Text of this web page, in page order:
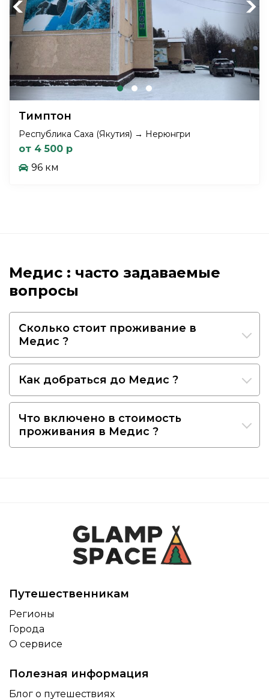
Previous Next
Тимптон
Республика Саха (Якутия) → Нерюнгри
от 4 500 р
96 км
Медис : часто задаваемые
вопросы
Сколько стоит проживание в
Медис ?
Как добраться до Медис ?
Что включено в стоимость
проживания в Медис ?
Путешественникам
Регионы
Города
О сервисе
Полезная информация
Блог о путешествиях